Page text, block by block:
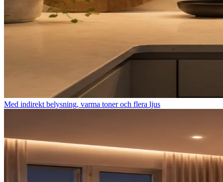
Med indirekt belysning, varma toner och flera ljus